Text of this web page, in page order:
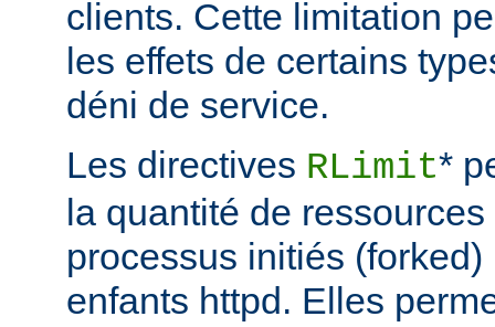
clients. Cette limitation
les effets de certains
déni de service.
Les directives RLimit*
la quantité de
processus initiés
enfants httpd. Elles